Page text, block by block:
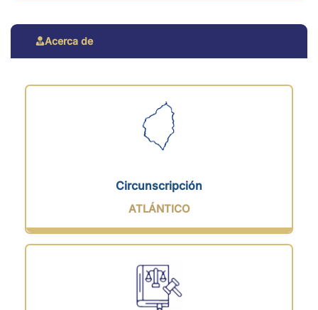
Acerca de
Circunscripción
ATLÁNTICO